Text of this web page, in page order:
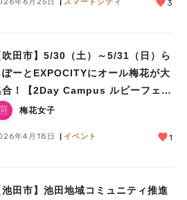
年6月25日 スマートシティ 3
吹田市】5/30（土）～5/31（日）ら
ぽーとEXPOCITYにオール梅花が大
合！【2Day Campus ルビーフェス
】
梅花女子
年4月18日 イベント 1
池田市】池田地域コミュニティ推進
あう#ランチ #カフェ#まとめ